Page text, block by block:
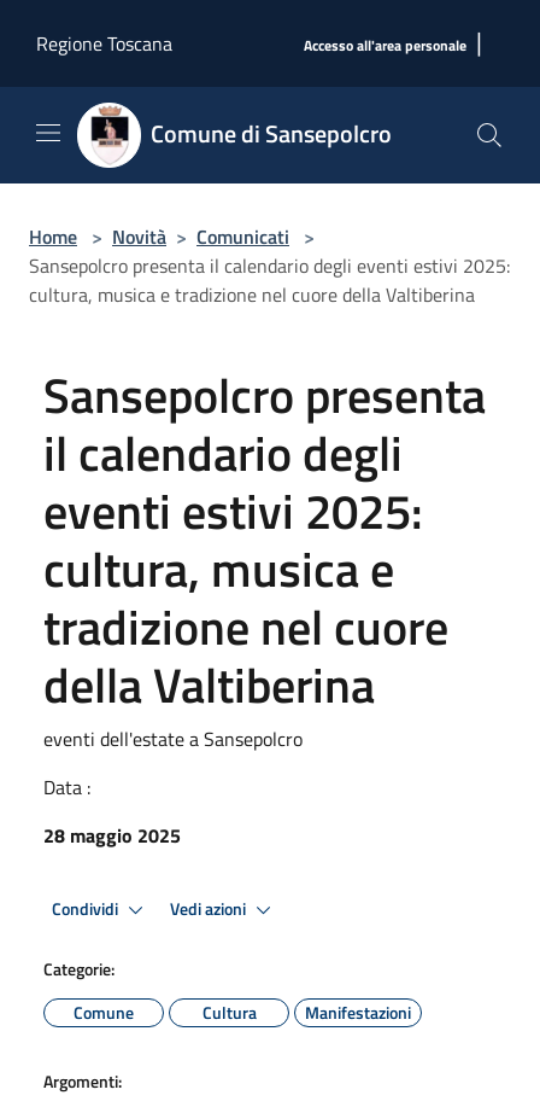
Regione Toscana
Accesso all'area personale |
Comune di Sansepolcro
Home > Novità > Comunicati >
Sansepolcro presenta il calendario degli eventi estivi 2025:
cultura, musica e tradizione nel cuore della Valtiberina
Sansepolcro presenta
il calendario degli
eventi estivi 2025:
cultura, musica e
tradizione nel cuore
della Valtiberina
eventi dell'estate a Sansepolcro
Data :
28 maggio 2025
Condividi Vedi azioni
Categorie:
Comune
Cultura Manifestazioni
Argomenti: